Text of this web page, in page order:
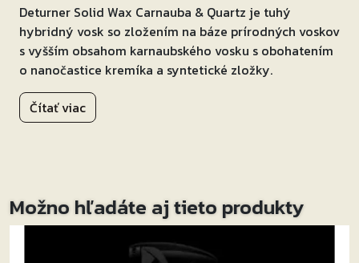
Deturner Solid Wax Carnauba & Quartz je tuhý
hybridný vosk so zložením na báze prírodných voskov
s vyšším obsahom karnaubského vosku s obohatením
o nanočastice kremíka a syntetické zložky.
Vosk je vhodný pre všetky typy a farebné odtiene
lakov.
povrchom, dokonalou, keramickým povlakom
podobnou, hydrofóbnosťou (odpudzovaním vody),
vysokou odolnosťou voči negatívnym vplyvom
Čítať viac
Možno hľadáte aj tieto produkty